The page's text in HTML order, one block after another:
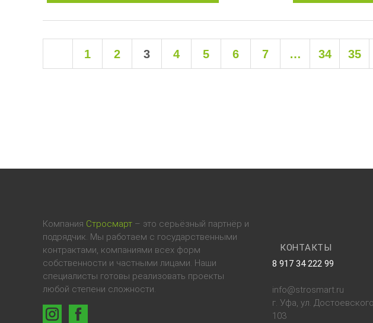
1 2 3 4 5 6 7 … 34 35
Компания Стросмарт – это серьёзный партнёр и
подрядчик. Мы работаем с государственными
контрактами, компаниями всех форм
собственности и частными лицами. Наши
специалисты готовы реализовать проекты
любой степени сложности.
КОНТАКТЫ
8 917 34 222 99
info@strosmart.ru
г. Уфа, ул. Достоевского
103